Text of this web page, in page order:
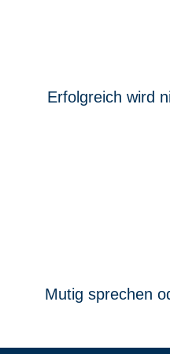
Erfolgreich wird
Mutig sprechen